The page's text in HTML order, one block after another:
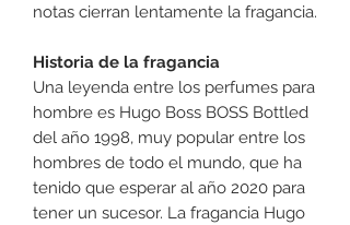
notas cierran lentamente la fragancia.
Historia de la fragancia
Una leyenda entre los perfumes para
hombre es Hugo Boss BOSS Bottled
del año 1998, muy popular entre los
hombres de todo el mundo, que ha
tenido que esperar al año 2020 para
tener un sucesor. La fragancia Hugo